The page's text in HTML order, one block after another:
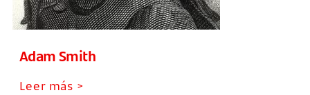
Adam Smith
Leer más >